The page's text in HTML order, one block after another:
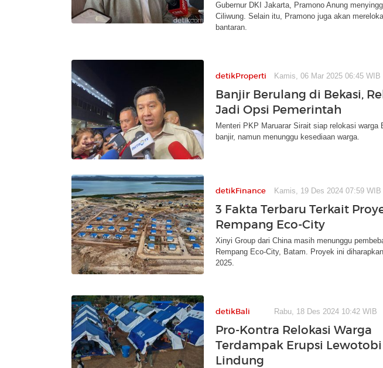
Gubernur DKI Jakarta, Pramono Anung
Ciliwung. Selain itu, Pramono juga akan
bantaran.
detikProperti Kamis, 06 Mar 2025 06:45 WIB
Banjir Berulang di Bekasi,
Jadi Opsi Pemerintah
Menteri PKP Maruarar Sirait siap relokasi warga
banjir, namun menunggu kesediaan warga.
detikFinance Kamis, 19 Des 2024 07:59 WIB
3 Fakta Terbaru Terkait
Rempang Eco-City
Xinyi Group dari China masih menunggu
Rempang Eco-City, Batam. Proyek ini
2025.
detikBali Rabu, 18 Des 2024 10:42 WIB
Pro-Kontra Relokasi Warga
Terdampak Erupsi
Lindung